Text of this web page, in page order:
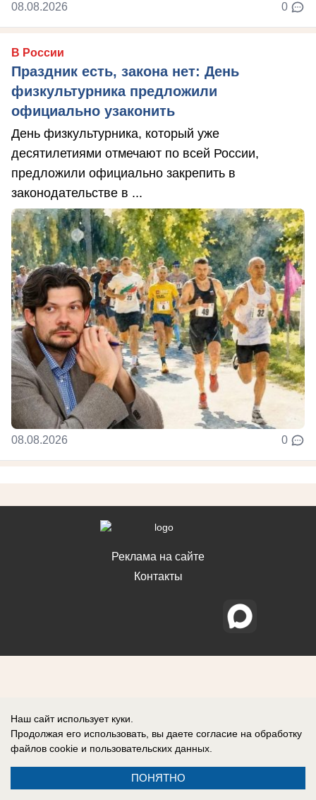
08.08.2026 0
В России
Праздник есть, закона нет: День
физкультурника предложили
официально узаконить
День физкультурника, который уже
десятилетиями отмечают по всей России,
предложили официально закрепить в
законодательстве в ...
08.08.2026 0
Реклама на сайте
Контакты
Наш сайт использует куки.
Продолжая его использовать, вы даете согласие на обработку
файлов cookie и пользовательских данных.
ПОНЯТНО